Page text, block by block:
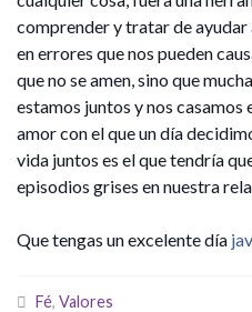
comprender y tratar de ayudar
en errores que nos pueden
que no se amen, sino que
estamos juntos y nos casamos
amor con el que un día
vida juntos es el que tendría
episodios grises en nuestra
Que tengas un excelente día
Fé, Valores